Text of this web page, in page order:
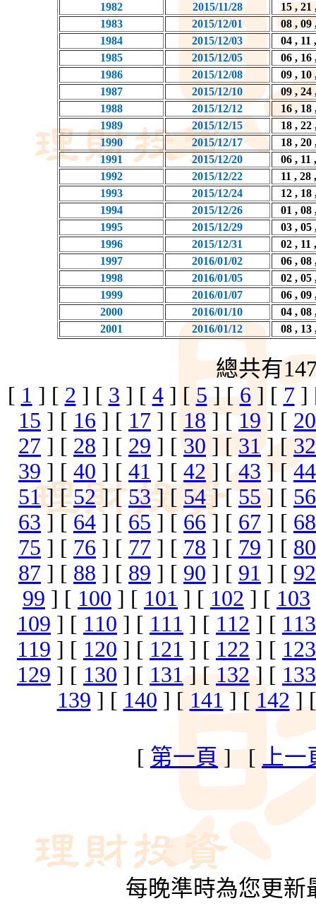
1982
2015/11/28
15 ,
1983
2015/12/01
08 , 09
1984
2015/12/03
04 , 11
1985
2015/12/05
06 , 16
1986
2015/12/08
09 , 10
1987
2015/12/10
09 , 24
1988
2015/12/12
16 ,
1989
2015/12/15
18 ,
1990
2015/12/17
18 ,
1991
2015/12/20
06 , 11
1992
2015/12/22
11 ,
1993
2015/12/24
12 ,
1994
2015/12/26
01 , 08
1995
2015/12/29
03 , 05
1996
2015/12/31
02 , 11
1997
2016/01/02
06 , 08
1998
2016/01/05
02 , 05
1999
2016/01/07
06 , 09
2000
2016/01/10
04 , 08
2001
2016/01/12 08 , 13
總共有
[ 1 ] [ 2 ] [ 3 ] [ 4] [ 5] [6 ] [ 7 ]
15 ] [ 16 ] [ 17 ] [ 18] [19 ] [ 20
27 ] [ 28 ] [ 29 ] [30 ] [ 31] [ 32
39 ] [ 40 ] [ 41 ] [ 42] [43 ] [44
51] [52] [53] [ 54] [55] [ 56
63 ] [64 ] [ 65 ] [ 66] [ 67 ] [ 68
75 ] [ 76 ] [ 77 ] [ 78 ] [ 79 ] [ 80
87 ] [ 88 ] [ 89 ] [ 90 ] [ 91 ] [ 92
99 ] [ 100 ] [ 101 ] [ 102 ] [ 103
109 ] [ 110 ] [ 111 ] [ 112 ] [ 113
119 ] [ 120 ] [ 121 ] [ 122 ] [ 123
129 ] [ 130 ] [ 131] [132] [ 133
139 ] [ 140 ] [ 141] [ 142 ]
[ 第一頁] [ 上一
每晚準時為您更新